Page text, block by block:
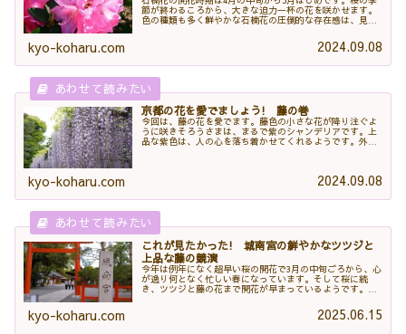
節が終わるころから、大きな迫力一杯の花を咲かせます。
色の種類も多く鮮やかな石楠花の圧倒的な存在感は、見て
好きな花の1つでもあります。では、鮮やかな石楠花の風景
kyo-koharu.com 2024.09.08
京都の花を愛でましょう! 藤の巻
今回は、藤の花を愛でます。藤色の小さな花が降り注ぐよ
うに咲きそろうさまは、まるで紫のシャンデリアです。上
品な紫色は、人の心を落ち着かせてくれるようです。外出
kyo-koharu.com 2024.09.08
これが見たかった! 城南宮の鮮やかなツツジと
上品な藤の競演
今年は例年になく超早い桜の開花で3月の中旬ごろから、心
が逸り何となく忙しい春になっています。そして桜に続
き、ツツジと藤の花まで開花が早まっているようです。い
コロナ禍ということもあり、もはや今年のツツジはあきら
めようかと思っておりましたが、青空の休日...
kyo-koharu.com 2025.06.15